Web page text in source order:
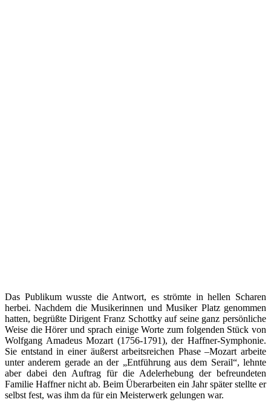
Das Publikum wusste die Antwort, es strömte in hellen Scharen
herbei. Nachdem die Musikerinnen und Musiker Platz genommen
hatten, begrüßte Dirigent Franz Schottky auf seine ganz persönliche
Weise die Hörer und sprach einige Worte zum folgenden Stück von
Wolfgang Amadeus Mozart (1756-1791), der Haffner-Symphonie.
Sie entstand in einer äußerst arbeitsreichen Phase –Mozart arbeite
unter anderem gerade an der „Entführung aus dem Serail“, lehnte
aber dabei den Auftrag für die Adelerhebung der befreundeten
Familie Haffner nicht ab. Beim Überarbeiten ein Jahr später stellte er
selbst fest, was ihm da für ein Meisterwerk gelungen war.